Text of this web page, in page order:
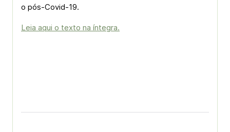
o pós-Covid-19.
Leia aqui o texto na íntegra.